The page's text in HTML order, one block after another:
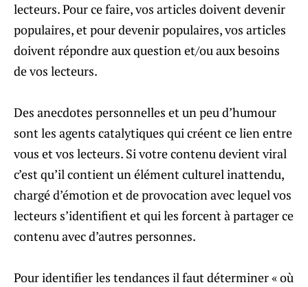
lecteurs. Pour ce faire, vos articles doivent devenir
populaires, et pour devenir populaires, vos articles
doivent répondre aux question et/ou aux besoins
de vos lecteurs.
Des anecdotes personnelles et un peu d’humour
sont les agents catalytiques qui créent ce lien entre
vous et vos lecteurs. Si votre contenu devient viral
c’est qu’il contient un élément culturel inattendu,
chargé d’émotion et de provocation avec lequel vos
lecteurs s’identifient et qui les forcent à partager ce
contenu avec d’autres personnes.
Pour identifier les tendances il faut déterminer « où